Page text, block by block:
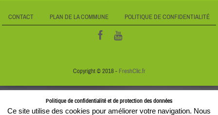
CONTACT PLAN DE LA COMMUNE POLITIQUE DE CONFIDENTIALITÉ
Copyright © 2018 - FreshClic.fr
Politique de confidentialité et de protection des données
Ce site utilise des cookies pour améliorer votre navigation. Nous